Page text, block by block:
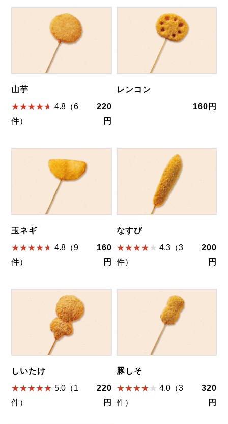
山芋
4.8（6
件）
220
円
レンコン
160円
玉ネギ
4.8（9
件）
160
円
なすび
4.3（3
件）
200
円
しいたけ
5.0（1
件）
220
円
豚しそ
4.0（3
件）
320
円